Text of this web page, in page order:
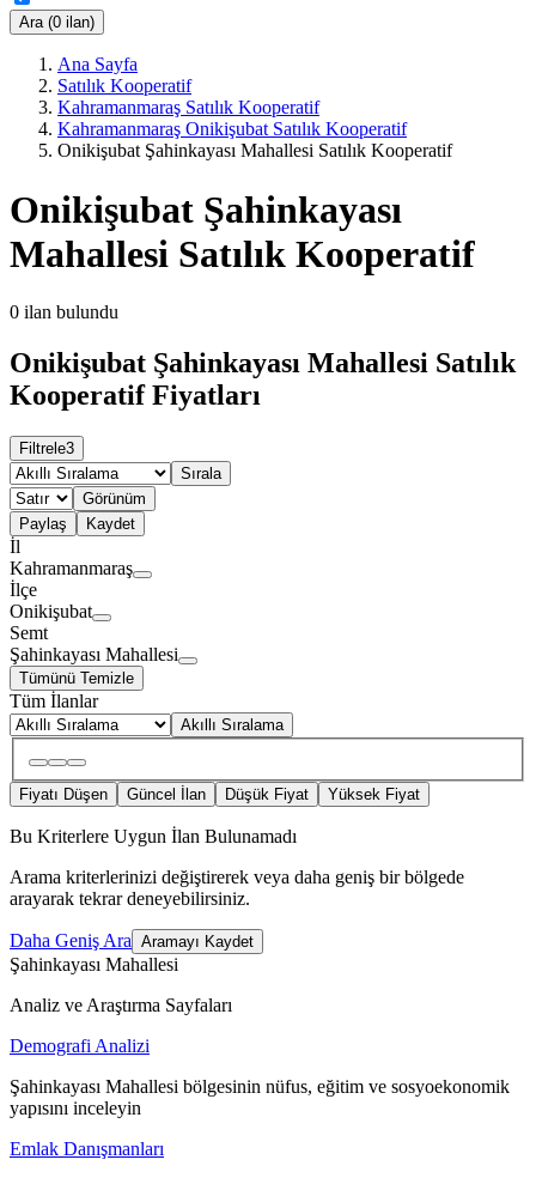
Ara (0 ilan)
Ana Sayfa
Satılık Kooperatif
Kahramanmaraş Satılık Kooperatif
Kahramanmaraş Onikişubat Satılık Kooperatif
Onikişubat Şahinkayası Mahallesi Satılık Kooperatif
Onikişubat Şahinkayası
Mahallesi Satılık Kooperatif
0 ilan bulundu
Onikişubat Şahinkayası Mahallesi Satılık
Kooperatif Fiyatları
Filtrele3
Sırala
Görünüm
Paylaş
Kaydet
İl
Kahramanmaraş
İlçe
Onikişubat
Semt
Şahinkayası Mahallesi
Tümünü Temizle
Tüm İlanlar
Akıllı Sıralama
Fiyatı Düşen Güncel İlan Düşük Fiyat Yüksek Fiyat
Bu Kriterlere Uygun İlan Bulunamadı
Arama kriterlerinizi değiştirerek veya daha geniş bir bölgede
arayarak tekrar deneyebilirsiniz.
Daha Geniş Ara Aramayı Kaydet
Şahinkayası Mahallesi
Analiz ve Araştırma Sayfaları
Demografi Analizi
Şahinkayası Mahallesi bölgesinin nüfus, eğitim ve sosyoekonomik
yapısını inceleyin
Emlak Danışmanları